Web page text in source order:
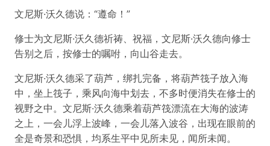
文尼斯·沃久德说：“遵命！”
修士为文尼斯·沃久德祈祷、祝福，文尼斯·沃久德向修士
告别之后，按修士的嘱咐，向山谷走去。
文尼斯·沃久德采了葫芦，绑扎完备，将葫芦筏子放入海
中，坐上筏子，乘风向海中划去，不多时便消失在修士的
视野之中。文尼斯·沃久德乘着葫芦筏漂流在大海的波涛
之上，一会儿浮上波峰，一会儿落入波谷，出现在眼前的
全是奇景和恐惧，均系生平中见所未见，闻所未闻。